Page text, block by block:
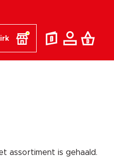
assortiment is gehaald.